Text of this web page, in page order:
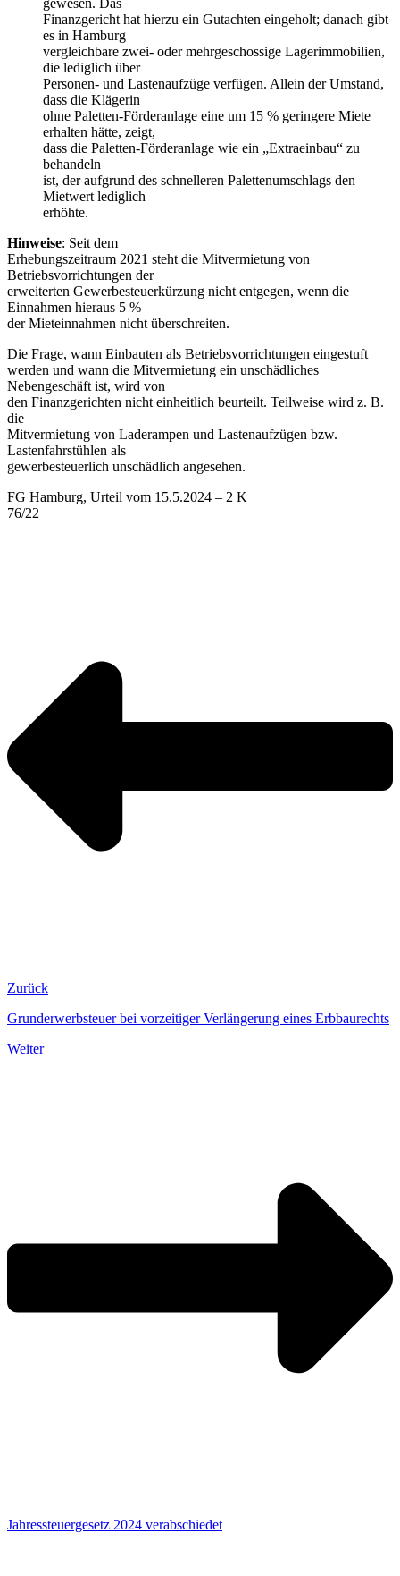
Finanzgericht hat hierzu ein Gutachten eingeholt; danach gibt
es in Hamburg
vergleichbare zwei- oder mehrgeschossige Lagerimmobilien,
die lediglich über
Personen- und Lastenaufzüge verfügen. Allein der Umstand,
dass die Klägerin
ohne Paletten-Förderanlage eine um 15 % geringere Miete
erhalten hätte, zeigt,
dass die Paletten-Förderanlage wie ein „Extraeinbau“ zu
behandeln
ist, der aufgrund des schnelleren Palettenumschlags den
Mietwert lediglich
erhöhte.
Hinweise: Seit dem
Erhebungszeitraum 2021 steht die Mitvermietung von
Betriebsvorrichtungen der
erweiterten Gewerbesteuerkürzung nicht entgegen, wenn die
Einnahmen hieraus 5 %
der Mieteinnahmen nicht überschreiten.
Die Frage, wann Einbauten als Betriebsvorrichtungen eingestuft
werden und wann die Mitvermietung ein unschädliches
Nebengeschäft ist, wird von
den Finanzgerichten nicht einheitlich beurteilt. Teilweise wird z. B.
die
Mitvermietung von Laderampen und Lastenaufzügen bzw.
Lastenfahrstühlen als
gewerbesteuerlich unschädlich angesehen.
FG Hamburg, Urteil vom 15.5.2024 – 2 K
76/22
Zurück
Grunderwerbsteuer bei vorzeitiger Verlängerung eines Erbbaurechts
Weiter
Jahressteuergesetz 2024 verabschiedet